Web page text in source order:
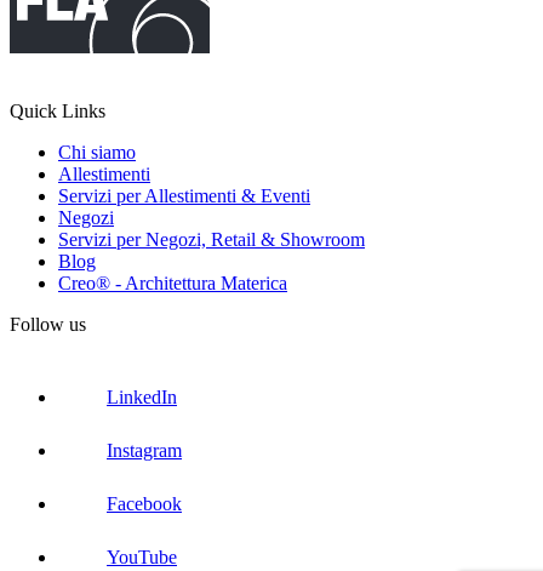
Quick Links
Chi siamo
Allestimenti
Servizi per Allestimenti & Eventi
Negozi
Servizi per Negozi, Retail & Showroom
Blog
Creo® - Architettura Materica
Follow us
LinkedIn
Instagram
Facebook
YouTube